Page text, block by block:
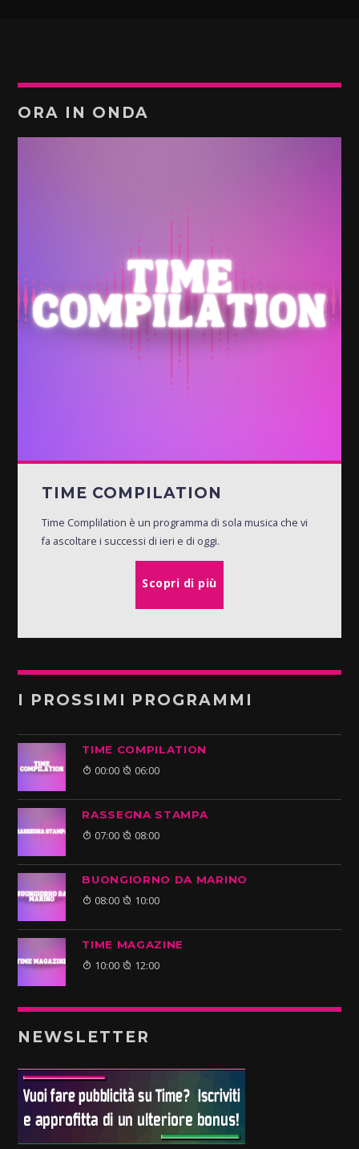
ORA IN ONDA
TIME COMPILATION
Time Complilation è un programma di sola musica che vi
fa ascoltare i successi di ieri e di oggi.
Scopri di più
I PROSSIMI PROGRAMMI
TIME COMPILATION
00:00 06:00
RASSEGNA STAMPA
07:00 08:00
BUONGIORNO DA MARINO
08:00 10:00
TIME MAGAZINE
10:00 12:00
NEWSLETTER